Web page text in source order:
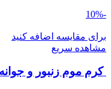
-10%
برای مقایسه اضافه کنید
مشاهده سریع
کرم موم زنبور و جوانه گندم